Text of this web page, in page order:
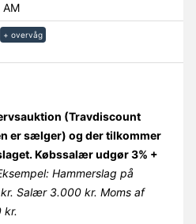
AM
+ overvåg
(Travdiscount
er sælger) og der tilkommer
Købssalær udgør 3% +
Hammerslag på
Salær 3.000 kr. Moms af
kr.